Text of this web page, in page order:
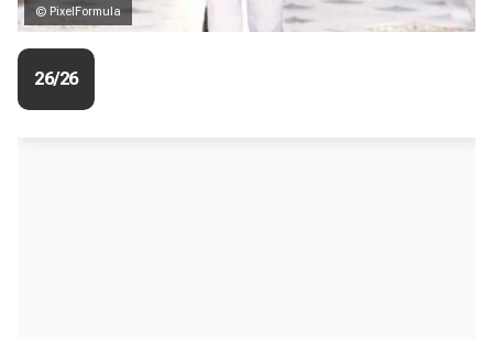
© PixelFormula
26/26